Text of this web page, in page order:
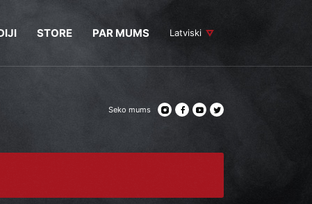
STORE PAR MUMS Latviski
Seko mums